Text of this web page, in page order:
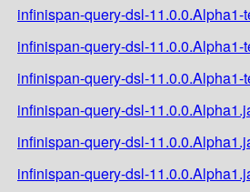
infinispan-query-dsl-11.0.0.Alpha1-
infinispan-query-dsl-11.0.0.Alpha1-
infinispan-query-dsl-11.0.0.Alpha1-
infinispan-query-dsl-
infinispan-query-dsl-
infinispan-query-dsl-